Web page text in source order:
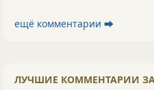
ещё комментарии ⮕
ЛУЧШИЕ КОММЕНТАРИИ